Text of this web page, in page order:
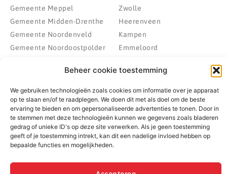
Beheer cookie toestemming
We gebruiken technologieën zoals cookies om informatie over je apparaat
op te slaan en/of te raadplegen. We doen dit met als doel om de beste
ervaring te bieden en om gepersonaliseerde advertenties te tonen. Door in
te stemmen met deze technologieën kunnen we gegevens zoals bladeren
gedrag of unieke ID's op deze site verwerken. Als je geen toestemming
geeft of je toestemming intrekt, kan dit een nadelige invloed hebben op
bepaalde functies en mogelijkheden.
Gemeente Meppel
Gemeente Midden-Drenthe
Gemeente Noordenveld
Gemeente Noordoostpolder
Gemeente Weststellingwerf
Zwolle
Heerenveen
Kampen
Emmeloord
© 2022 - 2026 BespaarPartner | Alle rechten voorbehouden